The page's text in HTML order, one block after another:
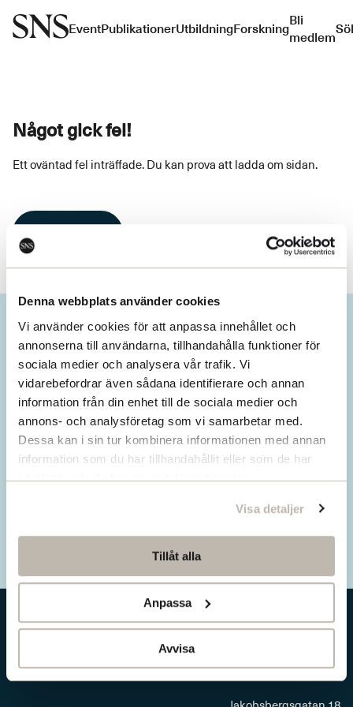
Denna webbplats använder cookies
Vi använder cookies för att anpassa innehållet och
annonserna till användarna, tillhandahålla funktioner för
sociala medier och analysera vår trafik. Vi
vidarebefordrar även sådana identifierare och annan
information från din enhet till de sociala medier och
annons- och analysföretag som vi samarbetar med.
Dessa kan i sin tur kombinera informationen med annan
information som du har tillhandahållit eller som de har
samlat in när du har använt deras tjänster.
Visa detaljer
Tillåt alla
Anpassa
Avvisa
EventPublikationerUtbildningForskningBli
medlem
Något gick fel!
Ett oväntad fel inträffade. Du kan prova att ladda om sidan.
Missa inget från SNS.
Prenumerera på vårt nyhetsbrev
Ta del av våra senaste nyheter. Få nya
insikter och håll dig uppdaterad om viktiga
samhällsfrågor.